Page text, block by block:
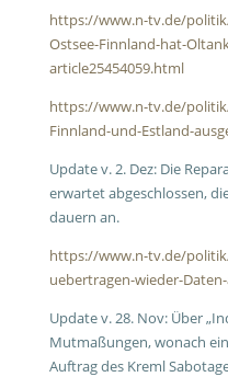
https://www.n-tv.de/
Ostsee-Finnland-hat-
article25454059.html
https://www.n-tv.de/
Finnland-und-Estland-
Update v. 2. Dez: Die
erwartet abgeschlossen,
dauern an.
https://www.n-tv.de/
uebertragen-wieder-
Update v. 28. Nov: Über
Mutmaßungen, wonach
Auftrag des Kreml